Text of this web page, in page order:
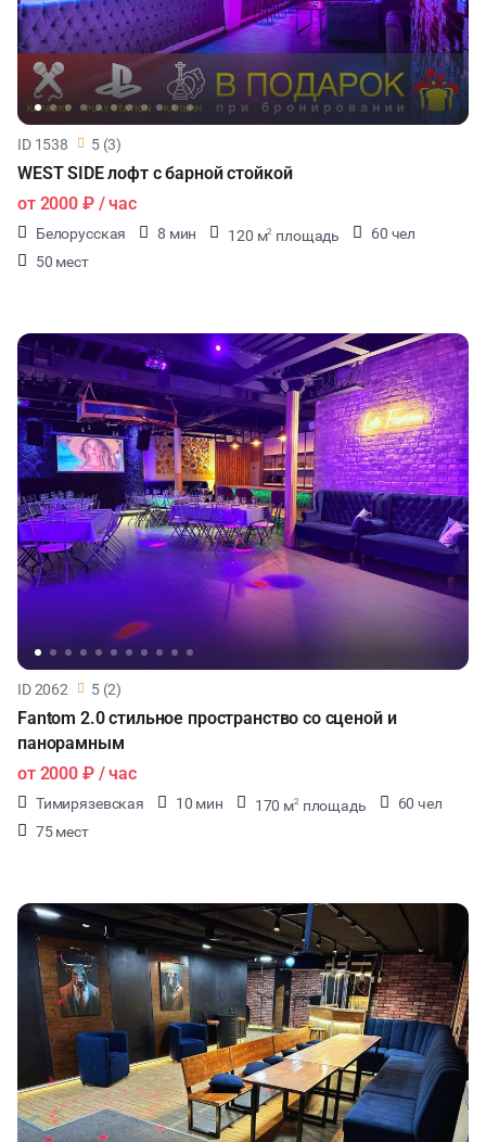
ID 1538 5 (3)
WEST SIDE лофт с барной стойкой
от 2000 ₽/ час
Белорусская 8 мин 120 м2 площадь
60 чел
50 мест
ID 2062 5 (2)
Fantom 2.0 стильное пространство со сценой и
панорамным
от 2000 ₽/ час
Тимирязевская 10 мин 170 м2 площадь
60 чел
75 мест